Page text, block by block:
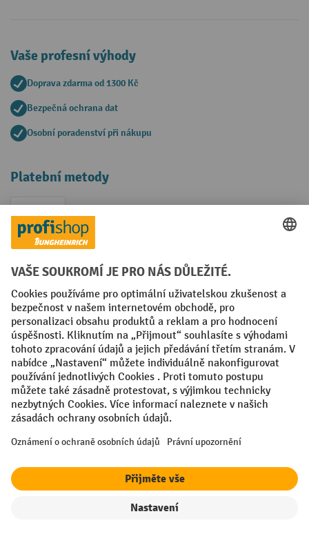
Vaše profesní výhody
Doprava zdarma od 1300 Kč
Bezpečná ochrana dat
Osobní poradenství při nákupu
Platební metody
Faktura
Sociální sítě
Facebook
YouTubeLinkedIn
VODP Otisk
Prohlášení o ochraně osobních údajů
Nastavení ochrany osobních údajů
All prices excl. VAT plusshipping costsand possible delivery charges,
¹ Sleva platí do vyprodání zásob. Sleva se nevztahuje na akční ceny.